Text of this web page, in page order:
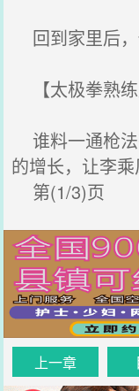
回到家里后，
【太极拳熟练
谁料一通枪
的增长，让李乘
第(1/3)页
上一章